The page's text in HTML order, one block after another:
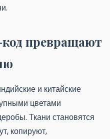
код превращают
и китайские
цветами
Ткани становятся
копируют,